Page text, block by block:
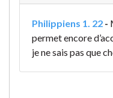
Philippiens 1. 22 -
permet encore
je ne sais pas que